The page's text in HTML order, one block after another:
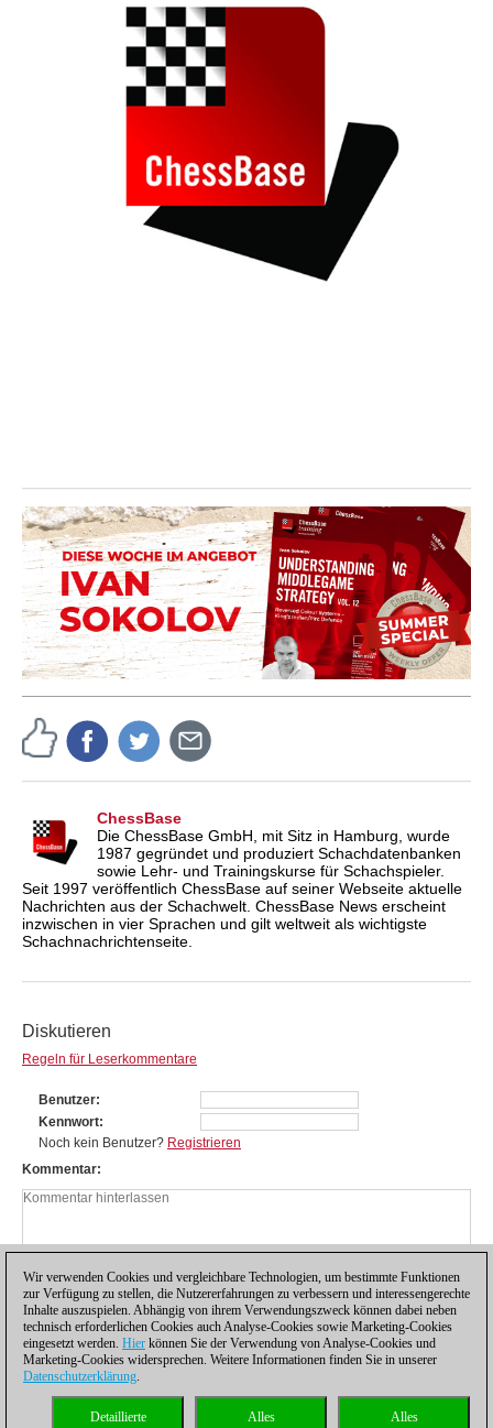
ChessBase
Die ChessBase GmbH, mit Sitz in Hamburg, wurde
1987 gegründet und produziert Schachdatenbanken
sowie Lehr- und Trainingskurse für Schachspieler.
Seit 1997 veröffentlich ChessBase auf seiner Webseite aktuelle
Nachrichten aus der Schachwelt. ChessBase News erscheint
inzwischen in vier Sprachen und gilt weltweit als wichtigste
Schachnachrichtenseite.
Diskutieren
Regeln für Leserkommentare
Benutzer
Kennwort
Noch kein Benutzer? Registrieren
Kommentar
Datenschutzhinweis| Kontakt| |Lizenzen
Wir verwenden Cookies und vergleichbare Technologien, um bestimmte Funktionen
zur Verfügung zu stellen, die Nutzererfahrungen zu verbessern und interessengerechte
Inhalte auszuspielen. Abhängig von ihrem Verwendungszweck können dabei neben
technisch erforderlichen Cookies auch Analyse-Cookies sowie Marketing-Cookies
eingesetzt werden. Hier können Sie der Verwendung von Analyse-Cookies und
Marketing-Cookies widersprechen. Weitere Informationen finden Sie in unserer
Datenschutzerklärung.
Alles
Alles
Detaillierte